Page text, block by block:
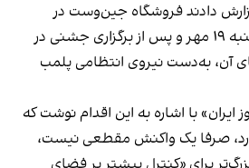
دادند فروشگاه جین‌وست در
خیابان فرشته تهران، شنبه ۱۹ مهر و پس از برگزاری جشنی در
آن، به‌دست نیروی انتظامی پلمب
با اشاره به این اقدام نوشت که
صرفا یک واکنش مقطعی نیست،